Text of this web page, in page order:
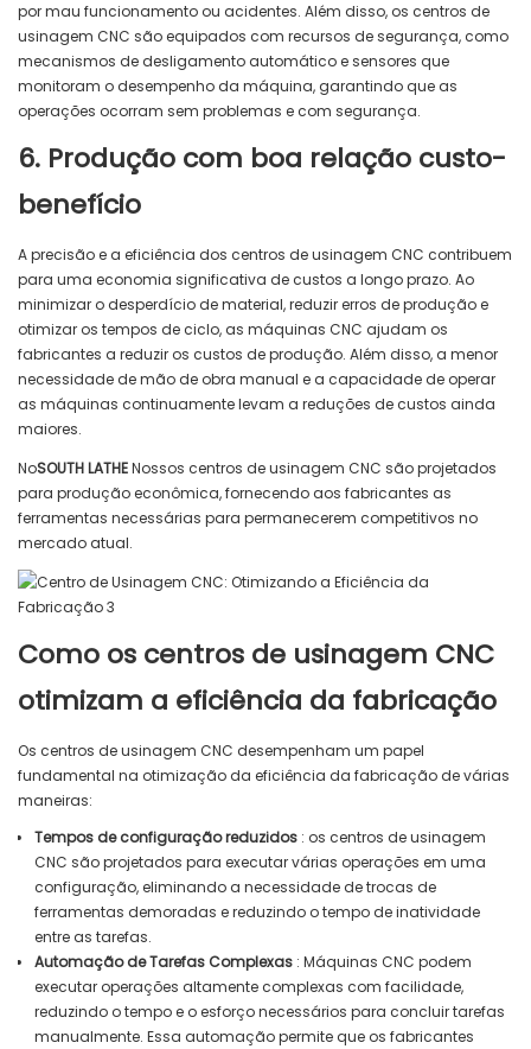
por mau funcionamento ou acidentes. Além disso, os centros de
usinagem CNC são equipados com recursos de segurança, como
mecanismos de desligamento automático e sensores que
monitoram o desempenho da máquina, garantindo que as
operações ocorram sem problemas e com segurança.
6. Produção com boa relação custo-
benefício
A precisão e a eficiência dos centros de usinagem CNC contribuem
para uma economia significativa de custos a longo prazo. Ao
minimizar o desperdício de material, reduzir erros de produção e
otimizar os tempos de ciclo, as máquinas CNC ajudam os
fabricantes a reduzir os custos de produção. Além disso, a menor
necessidade de mão de obra manual e a capacidade de operar
as máquinas continuamente levam a reduções de custos ainda
maiores.
NoSOUTH LATHENossos centros de usinagem CNC são projetados
para produção econômica, fornecendo aos fabricantes as
ferramentas necessárias para permanecerem competitivos no
mercado atual.
Como os centros de usinagem CNC
otimizam a eficiência da fabricação
Os centros de usinagem CNC desempenham um papel
fundamental na otimização da eficiência da fabricação de várias
maneiras:
Tempos de configuração reduzidos : os centros de usinagem
CNC são projetados para executar várias operações em uma
configuração, eliminando a necessidade de trocas de
ferramentas demoradas e reduzindo o tempo de inatividade
entre as tarefas.
Automação de Tarefas Complexas : Máquinas CNC podem
executar operações altamente complexas com facilidade,
reduzindo o tempo e o esforço necessários para concluir tarefas
manualmente. Essa automação permite que os fabricantes